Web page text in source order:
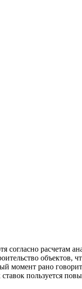
согласно расчетам
объектов,
рано
пользуется